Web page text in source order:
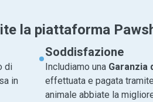
la piattaforma
di
in
Soddisfazione
Includiamo una Garanzia
effettuata e pagata
animale abbiate la